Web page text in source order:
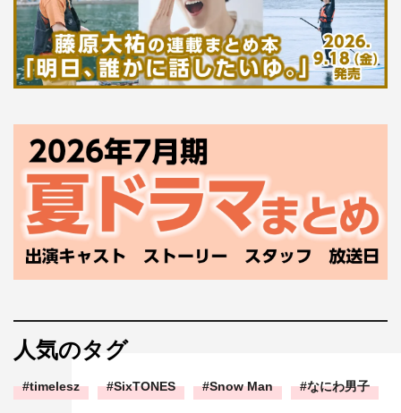
人気のタグ
timelesz SixTONES Snow Man なにわ男子